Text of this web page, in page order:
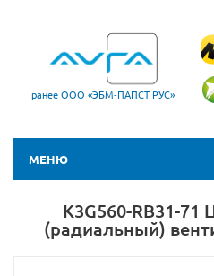
ранее ООО «ЭБМ‑ПАПСТ РУС»
МЕНЮ
K3G560-RB31-
(радиальный)